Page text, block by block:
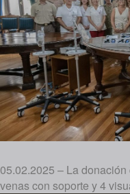
05.02.2025 – La
venas con soporte y 4